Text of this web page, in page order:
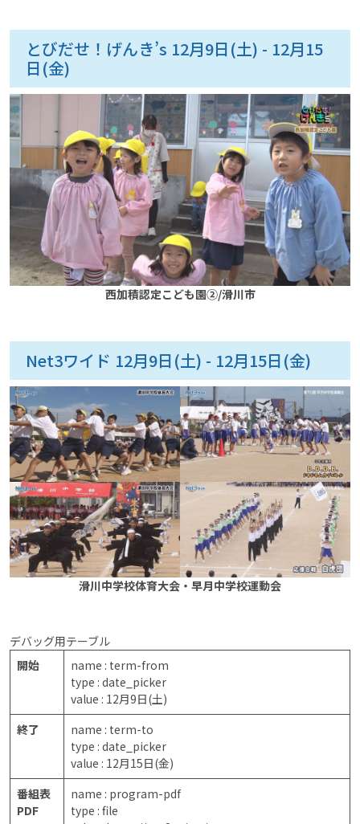
とびだせ！げんき’s 12月9日(土) - 12月15
日(金)
西加積認定こども園②/滑川市
Net3ワイド 12月9日(土) - 12月15日(金)
滑川中学校体育大会・早月中学校運動会
デバッグ用テーブル
開始
name : term-from
type : date_picker
value : 12月9日(土)
終了
name : term-to
type : date_picker
value : 12月15日(金)
番組表
PDF
name : program-pdf
type : file